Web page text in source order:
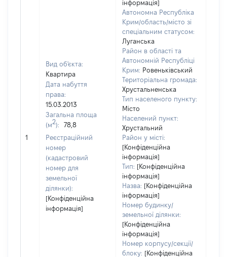
1
Вид об'єкта:
Квартира
Дата набуття
права:
15.03.2013
Загальна площа
(м2):
78,8
Реєстраційний
номер
(кадастровий
номер для
земельної
ділянки):
[Конфіденційна
інформація]
інформація]
Автономна Республіка
Крим/область/місто зі
спеціальним статусом:
Луганська
Район в області та
Автономній Республіці
Крим: Ровеньківський
Територіальна громада:
Хрустальненська
Тип населеного пункту:
Місто
Населений пункт:
Хрустальний
Район у місті:
[Конфіденційна
інформація]
Тип: [Конфіденційна
інформація]
Назва: [Конфіденційна
інформація]
Номер будинку/
земельної ділянки:
[Конфіденційна
інформація]
Номер корпусу/секції/
блоку: [Конфіденційна